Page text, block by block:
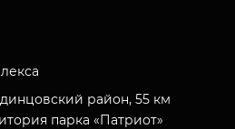
район, 55 км
парка «Патриот»